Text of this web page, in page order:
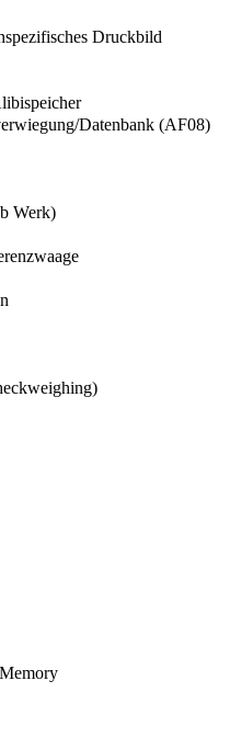
Druckbild
Datenbank (AF08)
Werk)